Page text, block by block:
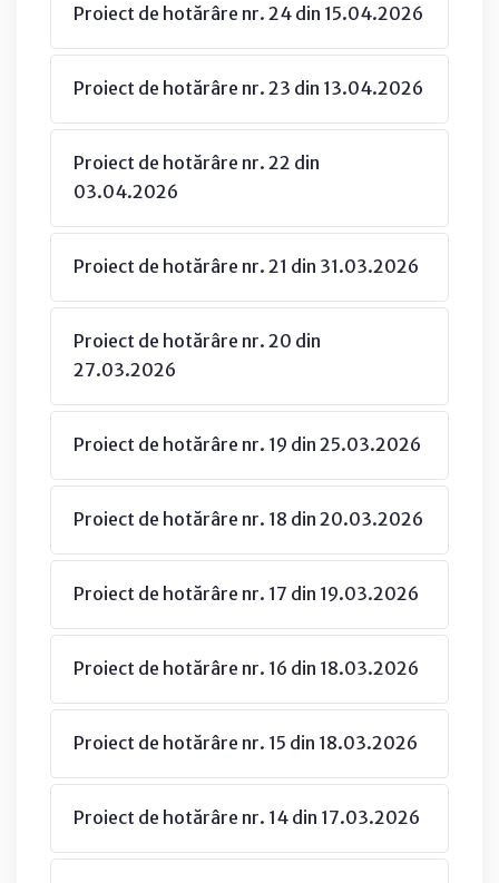
Proiect de hotărâre nr. 24 din 15.04.2026
Proiect de hotărâre nr. 23 din 13.04.2026
Proiect de hotărâre nr. 22 din
03.04.2026
Proiect de hotărâre nr. 21 din 31.03.2026
Proiect de hotărâre nr. 20 din
27.03.2026
Proiect de hotărâre nr. 19 din 25.03.2026
Proiect de hotărâre nr. 18 din 20.03.2026
Proiect de hotărâre nr. 17 din 19.03.2026
Proiect de hotărâre nr. 16 din 18.03.2026
Proiect de hotărâre nr. 15 din 18.03.2026
Proiect de hotărâre nr. 14 din 17.03.2026